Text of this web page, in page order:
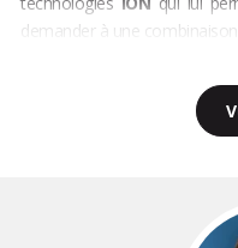
demander à une combinaison.